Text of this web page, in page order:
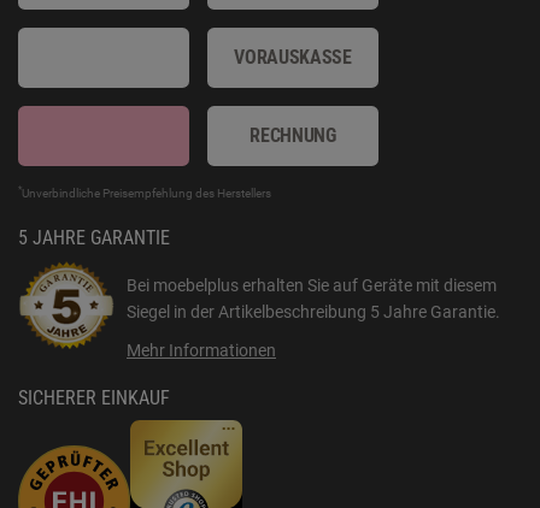
VORAUSKASSE
RECHNUNG
*Unverbindliche Preisempfehlung des Herstellers
5 JAHRE GARANTIE
Bei moebelplus erhalten Sie auf Geräte mit diesem
Siegel in der Artikelbeschreibung 5 Jahre Garantie.
Mehr Informationen
SICHERER EINKAUF